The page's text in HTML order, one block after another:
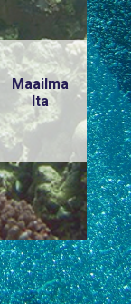
Maailma
lta